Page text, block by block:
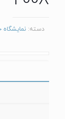
دسته: نمایشگاه